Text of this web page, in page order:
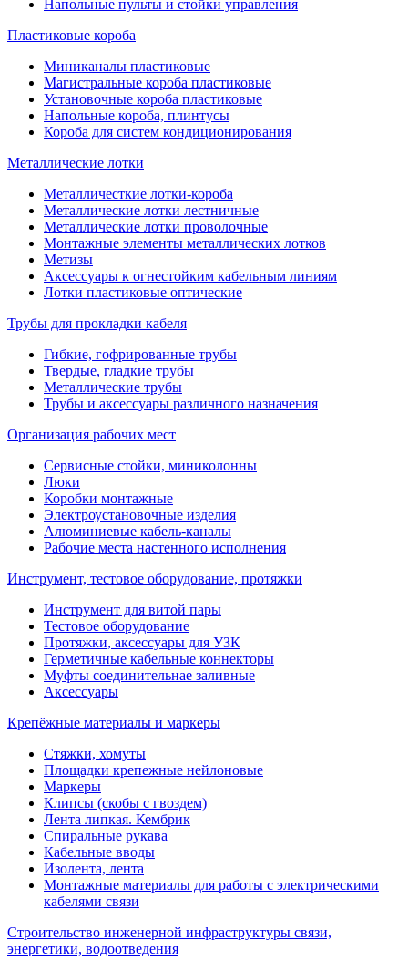
Напольные пульты и стойки управления
Пластиковые короба
Миниканалы пластиковые
Магистральные короба пластиковые
Установочные короба пластиковые
Напольные короба, плинтусы
Короба для систем кондиционирования
Металлические лотки
Металличесткие лотки-короба
Металлические лотки лестничные
Металлические лотки проволочные
Монтажные элементы металлических лотков
Метизы
Аксессуары к огнестойким кабельным линиям
Лотки пластиковые оптические
Трубы для прокладки кабеля
Гибкие, гофрированные трубы
Твердые, гладкие трубы
Металлические трубы
Трубы и аксессуары различного назначения
Организация рабочих мест
Сервисные стойки, миниколонны
Люки
Коробки монтажные
Электроустановочные изделия
Алюминиевые кабель-каналы
Рабочие места настенного исполнения
Инструмент, тестовое оборудование, протяжки
Инструмент для витой пары
Тестовое оборудование
Протяжки, аксессуары для УЗК
Герметичные кабельные коннекторы
Муфты соединительнае заливные
Аксессуары
Крепёжные материалы и маркеры
Стяжки, хомуты
Площадки крепежные нейлоновые
Маркеры
Клипсы (скобы с гвоздем)
Лента липкая. Кембрик
Спиральные рукава
Кабельные вводы
Изолента, лента
Монтажные материалы для работы с электрическими
кабелями связи
Строительство инженерной инфраструктуры связи,
энергетики, водоотведения